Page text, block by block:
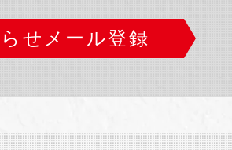
せメール登録